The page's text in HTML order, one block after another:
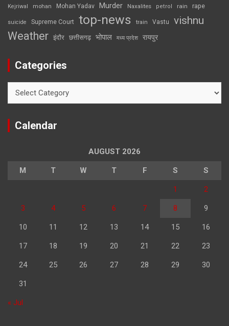
Kejriwal mohan Mohan Yadav Murder Naxalites petrol rain rape
suicide Supreme Court top-news train Vastu vishnu
Weather इंदौर छत्तीसगढ़ भोपाल मध्य प्रदेश रायपुर
Categories
Calendar
AUGUST 2026
M T W T F S S
1 2
3 4 5 6 7 8 9
10 11 12 13 14 15 16
17 18 19 20 21 22 23
24 25 26 27 28 29 30
31
« Jul